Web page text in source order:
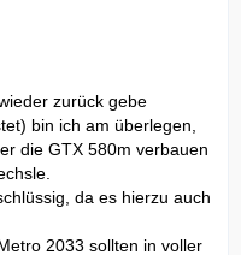
zurück gebe
bin ich am überlegen,
die GTX 580m verbauen
da es hierzu auch
2033 sollten in voller